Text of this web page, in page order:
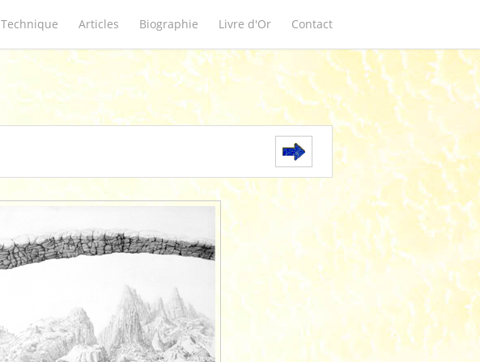
Technique Articles Biographie Livre d'Or Contact